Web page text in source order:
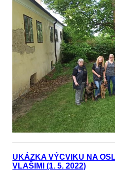
UKÁZKA VÝCVIKU NA
VLAŠIMI (1. 5. 2022)